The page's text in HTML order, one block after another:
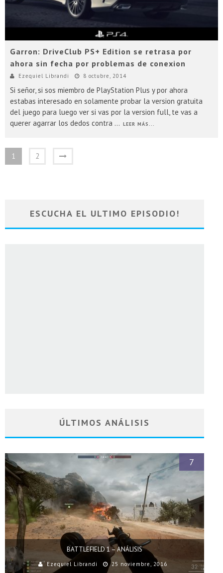
Garron: DriveClub PS+ Edition se retrasa por
ahora sin fecha por problemas de conexion
Ezequiel Librandi 8 octubre, 2014
Si señor, si sos miembro de PlayStation Plus y por ahora
estabas interesado en solamente probar la version gratuita
del juego para luego ver si vas por la version full, te vas a
querer agarrar los dedos contra ... LEER MÁS...
1 2
ESCUCHA EL ULTIMO EPISODIO!
ÚLTIMOS ANÁLISIS
BATTLEFIELD 1 – ANÁLISIS
Ezequiel Librandi 25 noviembre, 2016
7